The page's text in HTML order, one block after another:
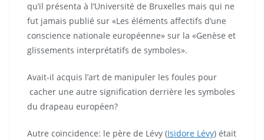
qu’il présenta à l’Université de Bruxelles mais qui ne
fut jamais publié sur «Les éléments affectifs d’une
conscience nationale européenne» sur la «Genèse et
glissements interprétatifs de symboles».
Avait-il acquis l’art de manipuler les foules pour
cacher une autre signification derrière les symboles
du drapeau européen?
Autre coïncidence: le père de Lévy (Isidore Lévy) était